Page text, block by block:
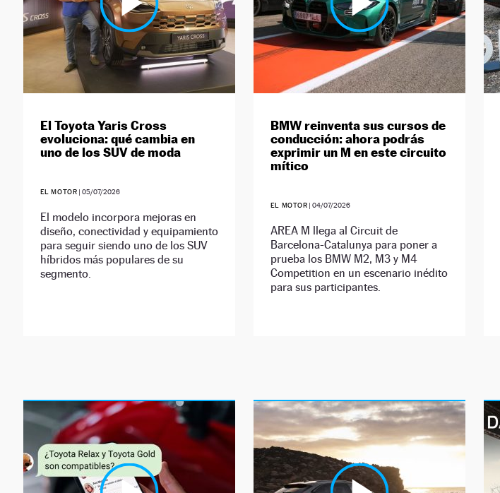
El Toyota Yaris Cross
evoluciona: qué cambia en
uno de los SUV de moda
EL MOTOR |05/07/2026
El modelo incorpora mejoras en
diseño, conectividad y equipamiento
para seguir siendo uno de los SUV
híbridos más populares de su
segmento.
BMW reinventa sus cursos de
conducción: ahora podrás
exprimir un M en este circuito
mítico
EL MOTOR |04/07/2026
AREA M llega al Circuit de
Barcelona-Catalunya para poner a
prueba los BMW M2, M3 y M4
Competition en un escenario inédito
para sus participantes.